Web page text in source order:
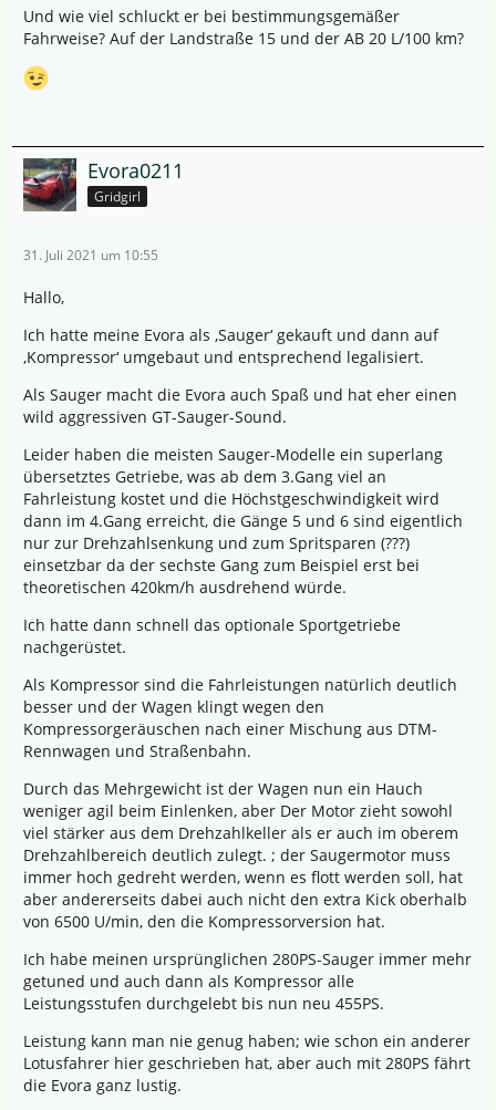
Und wie viel schluckt er bei bestimmungsgemäßer
Fahrweise? Auf der Landstraße 15 und der AB 20 L/100 km?
Evora0211
Gridgirl
31. Juli 2021 um 10:55
Hallo,
Ich hatte meine Evora als ‚Sauger‘ gekauft und dann auf
‚Kompressor‘ umgebaut und entsprechend legalisiert.
Als Sauger macht die Evora auch Spaß und hat eher einen
wild aggressiven GT-Sauger-Sound.
Leider haben die meisten Sauger-Modelle ein superlang
übersetztes Getriebe, was ab dem 3.Gang viel an
Fahrleistung kostet und die Höchstgeschwindigkeit wird
dann im 4.Gang erreicht, die Gänge 5 und 6 sind eigentlich
nur zur Drehzahlsenkung und zum Spritsparen (???)
einsetzbar da der sechste Gang zum Beispiel erst bei
theoretischen 420km/h ausdrehend würde.
Ich hatte dann schnell das optionale Sportgetriebe
nachgerüstet.
Als Kompressor sind die Fahrleistungen natürlich deutlich
besser und der Wagen klingt wegen den
Kompressorgeräuschen nach einer Mischung aus DTM-
Rennwagen und Straßenbahn.
Durch das Mehrgewicht ist der Wagen nun ein Hauch
weniger agil beim Einlenken, aber Der Motor zieht sowohl
viel stärker aus dem Drehzahlkeller als er auch im oberem
Drehzahlbereich deutlich zulegt. ; der Saugermotor muss
immer hoch gedreht werden, wenn es flott werden soll, hat
aber andererseits dabei auch nicht den extra Kick oberhalb
von 6500 U/min, den die Kompressorversion hat.
Ich habe meinen ursprünglichen 280PS-Sauger immer mehr
getuned und auch dann als Kompressor alle
Leistungsstufen durchgelebt bis nun neu 455PS.
Leistung kann man nie genug haben; wie schon ein anderer
Lotusfahrer hier geschrieben hat, aber auch mit 280PS fährt
die Evora ganz lustig.